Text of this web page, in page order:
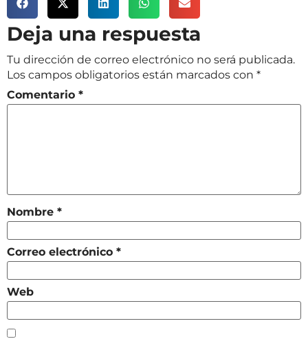
Deja una respuesta
Tu dirección de correo electrónico no será publicada.
Los campos obligatorios están marcados con *
Comentario *
Nombre *
Correo electrónico *
Web